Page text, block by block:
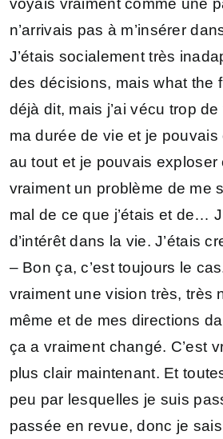
voyais vraiment comme une
n’arrivais pas à m’insérer
J’étais socialement très
des décisions, mais what the
déjà dit, mais j’ai vécu trop
ma durée de vie et je
au tout et je pouvais exploser
vraiment un problème de me
mal de ce que j’étais et de…
d’intérêt dans la vie. J’étais
– Bon ça, c’est toujours le
vraiment une vision très, très
même et de mes directions
ça a vraiment changé. C’est
plus clair maintenant. Et
peu par lesquelles je suis
passée en revue, donc je